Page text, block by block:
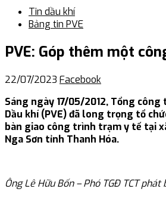
Tin dầu khí
Bảng tin PVE
PVE: Góp thêm một
22/07/2023 Facebook
Sáng ngày 17/05/2012, Tổng
Dầu khí (PVE) đã long trọng tổ
bàn giao công trình trạm y tế tại
Nga Sơn tỉnh Thanh Hóa.
Ông Lê Hữu Bốn – Phó TGĐ TCT